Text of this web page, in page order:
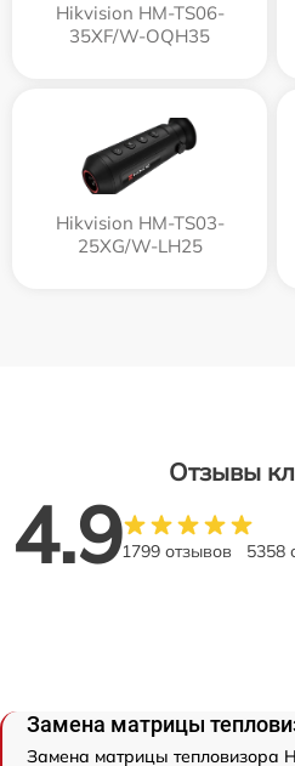
Hikvision HM-TS06-
35XF/W-OQH35
Hikvision HM-TS03-
25XG/W-LH25
Отзывы
4.91799 отзывов 5358
Замена матрицы
Замена матрицы тепловизора